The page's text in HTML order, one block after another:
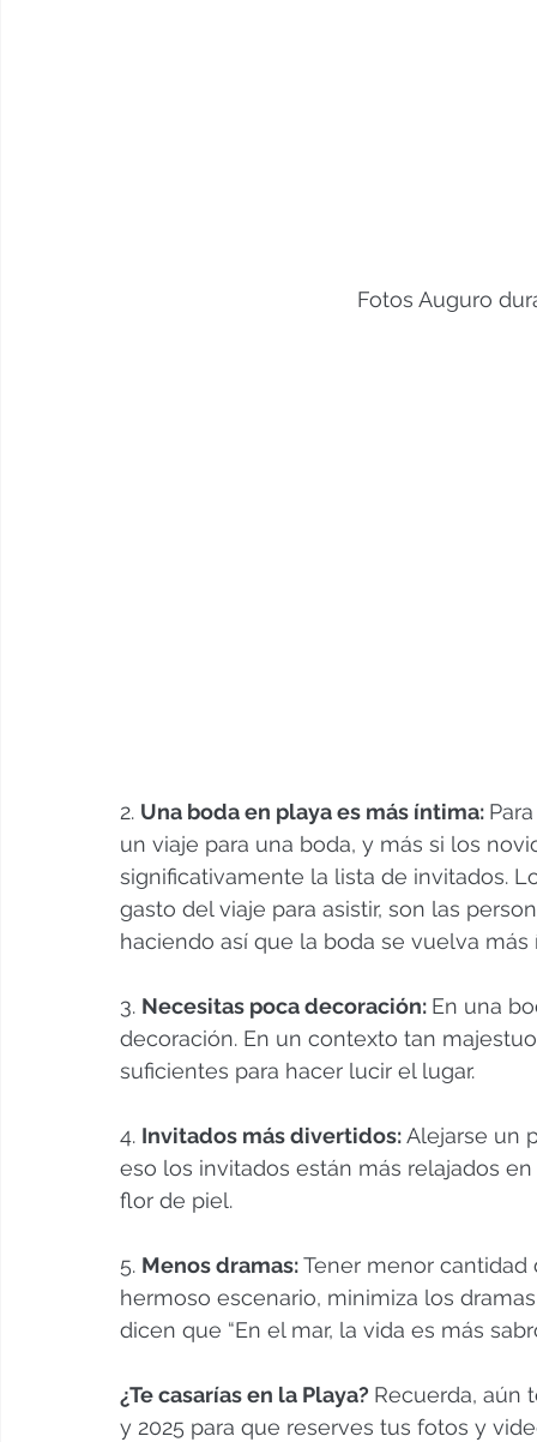
Fotos Auguro
2. Una boda en playa es más íntima:
un viaje para una boda, y más si los
significativamente la lista de invitados.
gasto del viaje para asistir, son las
haciendo así que la boda se vuelva más
3. Necesitas poca decoración: En una
decoración. En un contexto tan
suficientes para hacer lucir el lugar.
4. Invitados más divertidos: Alejarse un
eso los invitados están más relajados
flor de piel.
5. Menos dramas: Tener menor
hermoso escenario, minimiza los
dicen que “En el mar, la vida es más
¿Te casarías en la Playa? Recuerda, aún
y 2025 para que reserves tus fotos y